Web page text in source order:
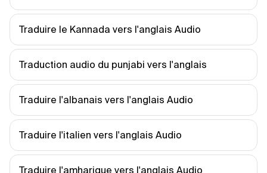
Traduire le Kannada vers l'anglais Audio
Traduction audio du punjabi vers l'anglais
Traduire l'albanais vers l'anglais Audio
Traduire l'italien vers l'anglais Audio
Traduire l'amharique vers l'anglais Audio